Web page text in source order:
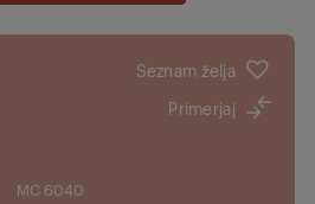
Seznam želja
Primerjaj
MC 6040